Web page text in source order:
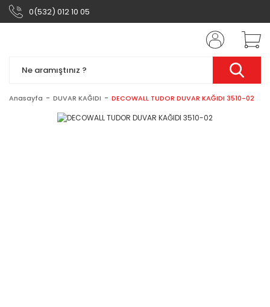
0(532) 012 10 05
Anasayfa DUVAR KAĞIDI DECOWALL TUDOR DUVAR KAĞIDI 3510-02